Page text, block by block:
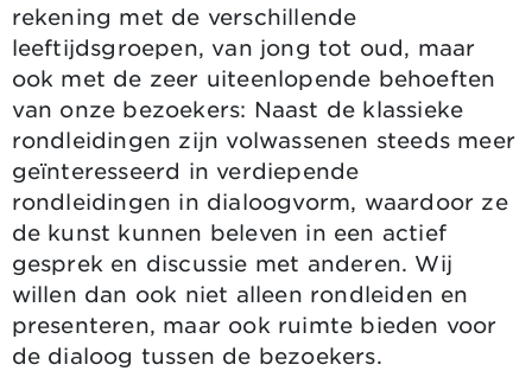
rekening met de verschillende
leeftijdsgroepen, van jong tot oud, maar
ook met de zeer uiteenlopende behoeften
van onze bezoekers: Naast de klassieke
rondleidingen zijn volwassenen steeds meer
geïnteresseerd in verdiepende
rondleidingen in dialoogvorm, waardoor ze
de kunst kunnen beleven in een actief
gesprek en discussie met anderen. Wij
willen dan ook niet alleen rondleiden en
presenteren, maar ook ruimte bieden voor
de dialoog tussen de bezoekers.